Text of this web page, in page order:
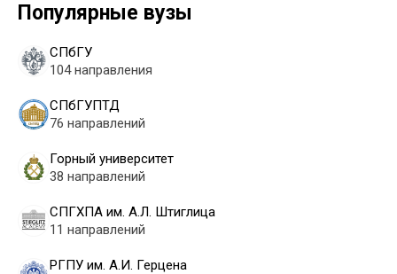
Популярные вузы
СПбГУ
104 направления
СПбГУПТД
76 направлений
Горный университет
38 направлений
СПГХПА им. А.Л. Штиглица
11 направлений
РГПУ им. А.И. Герцена